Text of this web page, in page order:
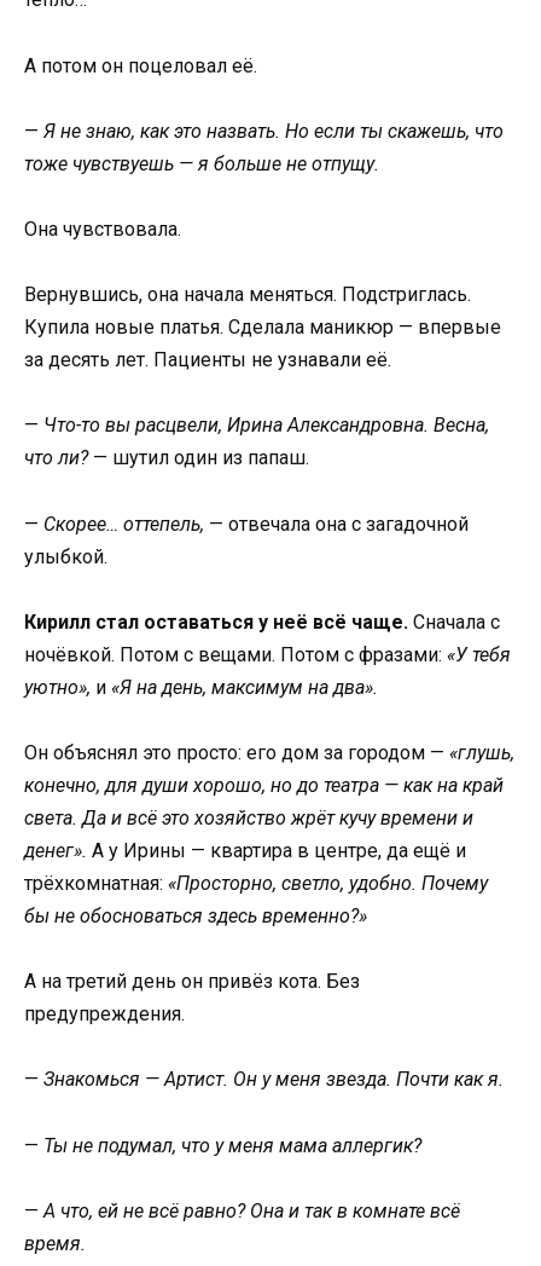
А потом он поцеловал её.
— Я не знаю, как это назвать. Но если ты скажешь, что
тоже чувствуешь — я больше не отпущу.
Она чувствовала.
Вернувшись, она начала меняться. Подстриглась.
Купила новые платья. Сделала маникюр — впервые
за десять лет. Пациенты не узнавали её.
— Что-то вы расцвели, Ирина Александровна. Весна,
что ли?— шутил один из папаш.
— Скорее… оттепель, — отвечала она с загадочной
улыбкой.
Кирилл стал оставаться у неё всё чаще. Сначала с
ночёвкой. Потом с вещами. Потом с фразами: «У тебя
уютно», и «Я на день, максимум на два».
Он объяснял это просто: его дом за городом — «глушь,
конечно, для души хорошо, но до театра — как на край
света. Да и всё это хозяйство жрёт кучу времени и
денег». А у Ирины — квартира в центре, да ещё и
трёхкомнатная: «Просторно, светло, удобно. Почему
бы не обосноваться здесь временно?»
А на третий день он привёз кота. Без
предупреждения.
— Знакомься — Артист. Он у меня звезда. Почти как я.
— Ты не подумал, что у меня мама аллергик?
— А что, ей не всё равно? Она и так в комнате всё
время.